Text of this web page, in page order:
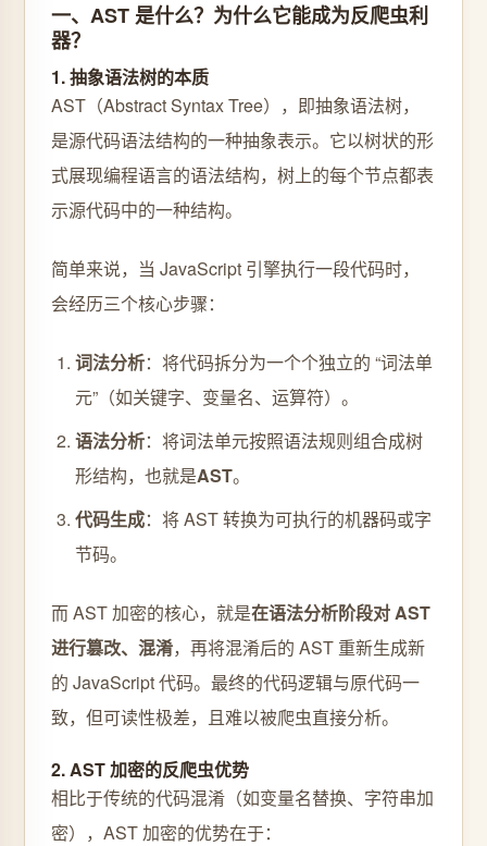
一、AST 是什么？为什么它能成为反爬虫利
器？
1. 抽象语法树的本质
AST（Abstract Syntax Tree），即抽象语法树，
是源代码语法结构的一种抽象表示。它以树状的形
式展现编程语言的语法结构，树上的每个节点都表
示源代码中的一种结构。
简单来说，当 JavaScript 引擎执行一段代码时，
会经历三个核心步骤：
词法分析：将代码拆分为一个个独立的 “词法单
元”（如关键字、变量名、运算符）。
语法分析：将词法单元按照语法规则组合成树
形结构，也就是AST。
代码生成：将 AST 转换为可执行的机器码或字
节码。
而 AST 加密的核心，就是在语法分析阶段对 AST
进行篡改、混淆，再将混淆后的 AST 重新生成新
的 JavaScript 代码。最终的代码逻辑与原代码一
致，但可读性极差，且难以被爬虫直接分析。
2. AST 加密的反爬虫优势
相比于传统的代码混淆（如变量名替换、字符串加
密），AST 加密的优势在于：